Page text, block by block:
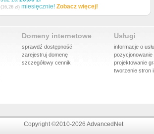
(16,26 zł) miesięcznie! Zobacz więcej!
Domeny internetowe
sprawdź dostępność
zarejestruj domenę
szczegółowy cennik
Usługi
informacje o
pozycjonowanie
projektowanie
tworzenie stron
Copyright ©2010-2026 AdvancedNet